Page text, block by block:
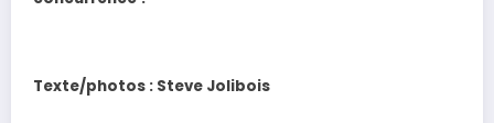
Texte/photos : Steve Jolibois